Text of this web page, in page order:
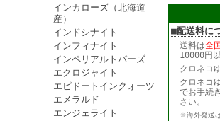
インカローズ（北海道
産）
インドシナイト
インフィナイト
インペリアルトパーズ
エクロジャイト
エピドートインクォーツ
エメラルド
エンジェライト
■配送料に
送料は全
10000円
クロネコ
クロネコ
でお手続
さい。
※海外発送